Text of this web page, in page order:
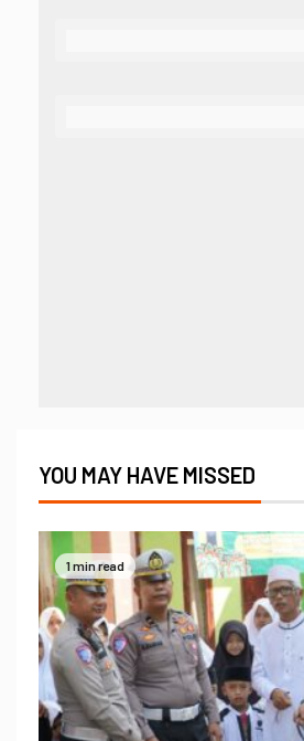
YOU MAY HAVE MISSED
1 min read